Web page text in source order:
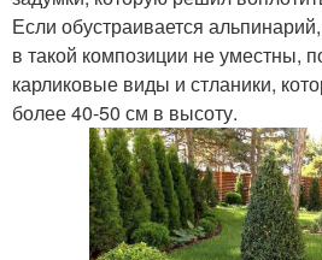
Если обустраивается
в такой композиции не уместны,
карликовые виды и стланики,
более 40-50 см в высоту.